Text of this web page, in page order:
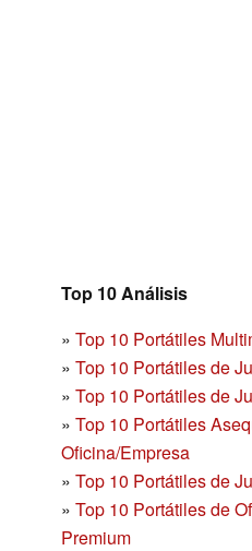
Top 10 Análisis
» Top 10 Portátiles
» Top 10 Portátiles de
» Top 10 Portátiles de
» Top 10 Portátiles
Oficina/Empresa
» Top 10 Portátiles de
» Top 10 Portátiles de
Premium